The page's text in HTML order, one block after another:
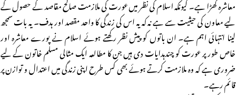
معاشرہ کھڑا ہے۔ کیونکہ اسلام کی نظر میں عورت کی ملازمت صالح مقاصد کے حصول کے
لیے معاون کی حیثیت سے ہے نہ کہ یہ اس کی زندگی کا واحد مقصد اور ہدف۔ یہ بات سمجھ
لینا انتہائی اہم ہے۔ ان باتوں کو پیش نظر رکھتے ہوئے اسلام نے پورے معاشرہ اور
خاص طور پر عورت کو چندہدایات دی ہیں جن کا مطالعہ ایک مثالی مسلم خاتون کے لیے
ضروری ہے کہ وہ ملازمت کرتے ہوئے بھی کس طرح اپنی زندگی میں اعتدال و توازن پر
قائم رہے۔